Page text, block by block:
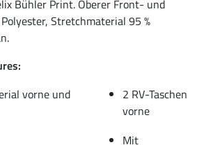
Bühler Print. Oberer Front- und
Stretchmaterial 95 %
vorne und
2 RV-Taschen
vorne
Mit